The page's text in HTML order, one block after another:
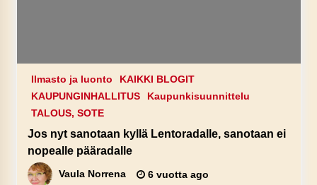
Ilmasto ja luonto
KAIKKI BLOGIT
KAUPUNGINHALLITUS
Kaupunkisuunnittelu
TALOUS, SOTE
Jos nyt sanotaan kyllä Lentoradalle, sanotaan ei
nopealle pääradalle
Vaula Norrena 6 vuotta ago